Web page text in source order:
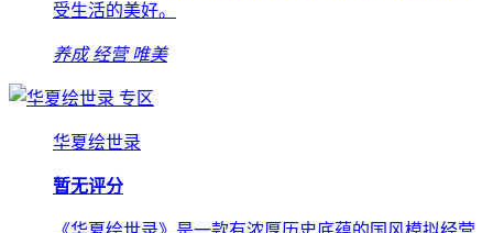
受生活的美好。
养成 经营 唯美
专区
华夏绘世录
暂无评分